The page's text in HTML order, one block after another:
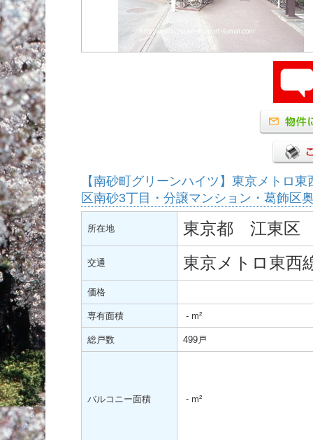
【南砂町グリーンハイツ】東京メトロ
区南砂3丁目・分譲マンション・葛飾区
所在地 東京都 江東区
交通 東京メトロ東西
価格
専有面積 - m²
総戸数 499戸
バルコニー面積 - m²